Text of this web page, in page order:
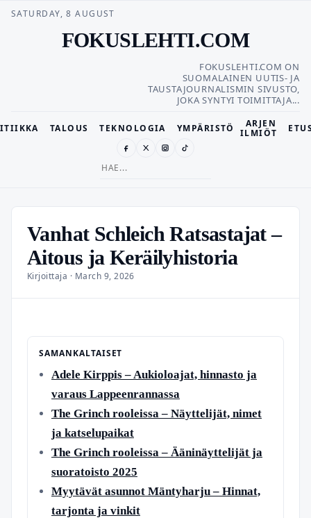
SATURDAY, 8 AUGUST
FOKUSLEHTI.COM
FOKUSLEHTI.COM ON
SUOMALAINEN UUTIS- JA
TAUSTAJOURNALISMIN SIVUSTO,
JOKA SYNTYI TOIMITTAJA...
TALOUS TEKNOLOGIA YMPÄRISTÖ
ARJEN
ILMIÖT
Search
Vanhat Schleich Ratsastajat –
Aitous ja Keräilyhistoria
Kirjoittaja · March 9, 2026
SAMANKALTAISET
Adele Kirppis – Aukioloajat, hinnasto ja
varaus Lappeenrannassa
The Grinch rooleissa – Näyttelijät, nimet
ja katselupaikat
The Grinch rooleissa – Ääninäyttelijät ja
suoratoisto 2025
Myytävät asunnot Mäntyharju – Hinnat,
tarjonta ja vinkit